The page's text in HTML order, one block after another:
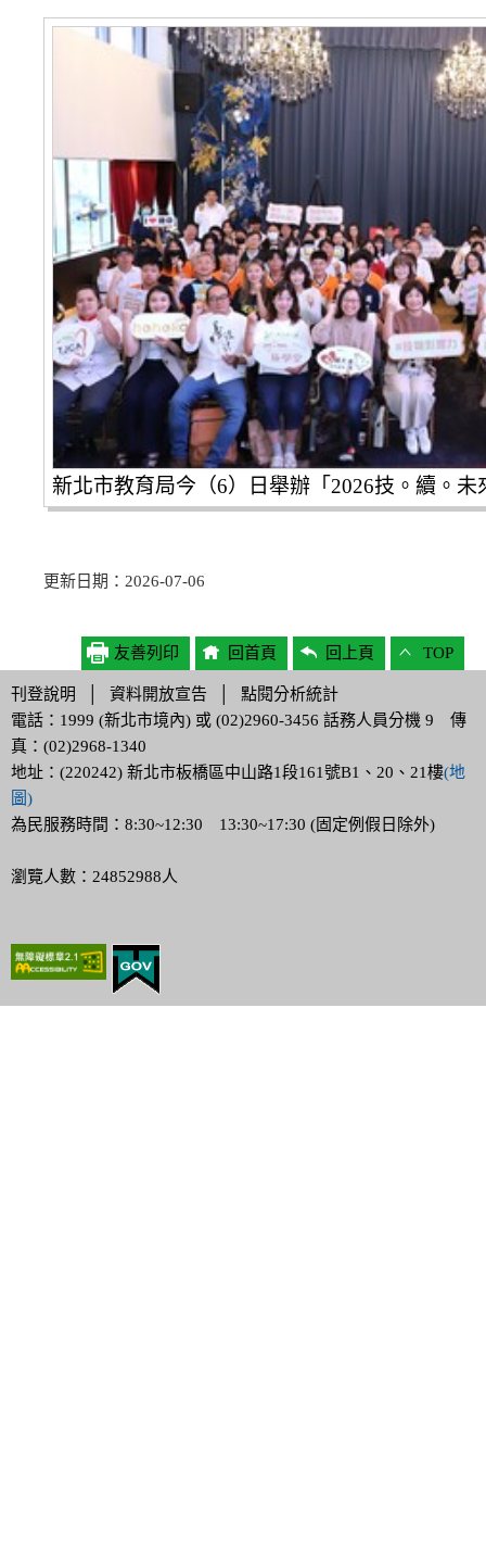
新北市教育局今（6）日舉辦「2026技。續。
更新日期：2026-07-06
友善列印 回首頁 回上頁 TOP
刊登說明 資料開放宣告
點閱分析統計
電話：1999 (新北市境內) 或 (02)2960-3456 話務人員分機 9 傳
真：(02)2968-1340
地址：(220242) 新北市板橋區中山路1段161號B1、20、21樓(地
圖)
為民服務時間：8:30~12:30 13:30~17:30 (固定例假日除外)
瀏覽人數：24852988人